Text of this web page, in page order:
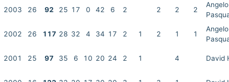
2003 26 92 25 17 0 42 6 2 2 2 2
2002 26 117 28 32 4 34 17 2 1 2 1 1
2001 25 97 35 6 10 20 24 2 1 4 David